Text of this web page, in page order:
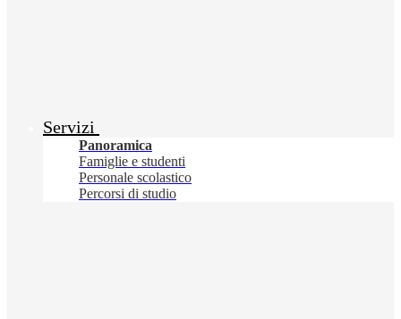
Servizi
Panoramica
Famiglie e studenti
Personale scolastico
Percorsi di studio